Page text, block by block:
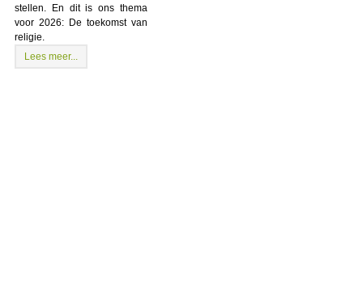
stellen. En dit is ons thema
voor 2026: De toekomst van
religie.
Lees meer...